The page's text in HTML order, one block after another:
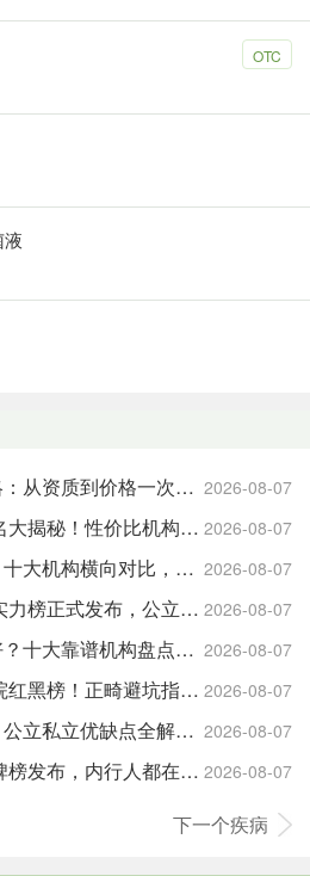
OTC
2026-08-07
到价格一次说透，赶紧存
2026-08-07
价比机构清单，抄作业专用
2026-08-07
向对比，一篇看懂不踩雷
2026-08-07
式发布，公立私立闭眼冲
2026-08-07
谱机构盘点，宝妈必码
2026-08-07
正畸避坑指南，人手一份
2026-08-07
优缺点全解析，别再踩坑
2026-08-07
内行人都在看的一份清单
下一个疾病